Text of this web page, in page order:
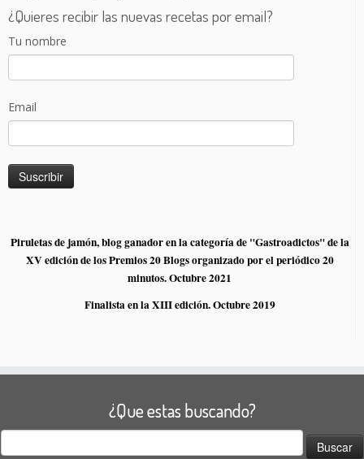
¿Quieres recibir las nuevas recetas por email?
Tu nombre
Email
Piruletas de jamón, blog ganador en la categoría de "Gastroadictos" de la
XV edición de los Premios 20 Blogs organizado por el periódico 20
minutos. Octubre 2021
Finalista en la XIII edición. Octubre 2019
¿Que estas buscando?
Buscar: